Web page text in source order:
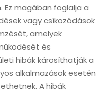
Ez magában foglalja a
vagy csíkozódások
amelyek
és
hibák károsíthatják a
alkalmazások esetén
A hibák